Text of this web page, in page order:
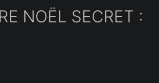
NOËL SECRET :